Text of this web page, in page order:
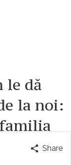
le dă
la noi:
Share